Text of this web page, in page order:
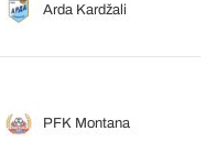
Arda Kardžali
PFK Montana